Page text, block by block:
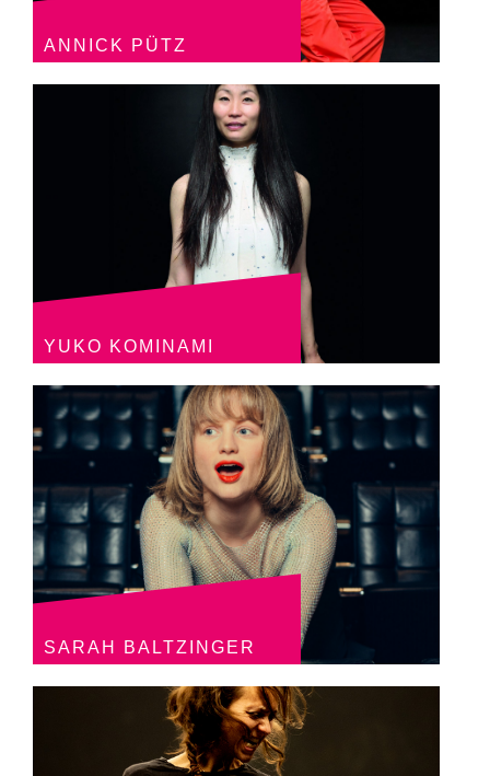
ANNICK PÜTZ
YUKO KOMINAMI
SARAH BALTZINGER